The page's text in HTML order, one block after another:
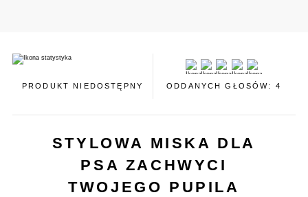
PRODUKT NIEDOSTĘPNY ODDANYCH GŁOSÓW: 4
STYLOWA MISKA DLA
PSA ZACHWYCI
TWOJEGO PUPILA